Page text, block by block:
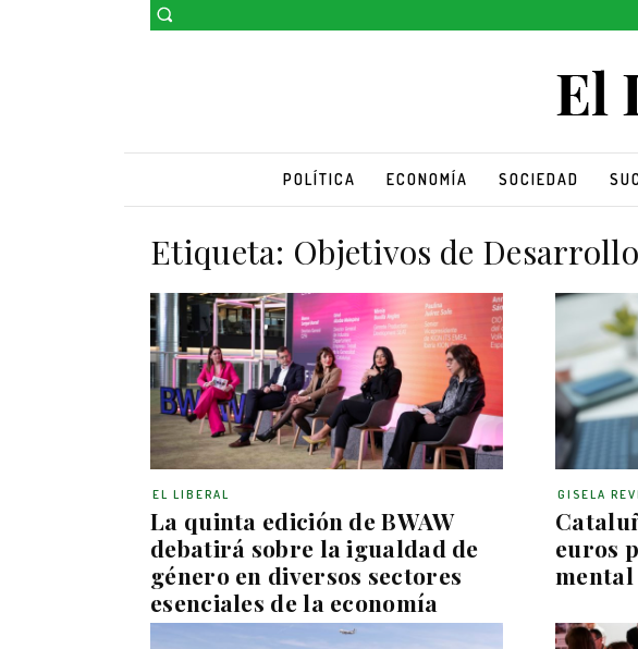
POLÍTICA ECONOMÍA SOCIEDAD
Etiqueta: Objetivos de
La quinta edición de BWAW
debatirá sobre la igualdad de
género en diversos sectores
esenciales de la economía
EL LIBERAL
euros
mental
GISELA